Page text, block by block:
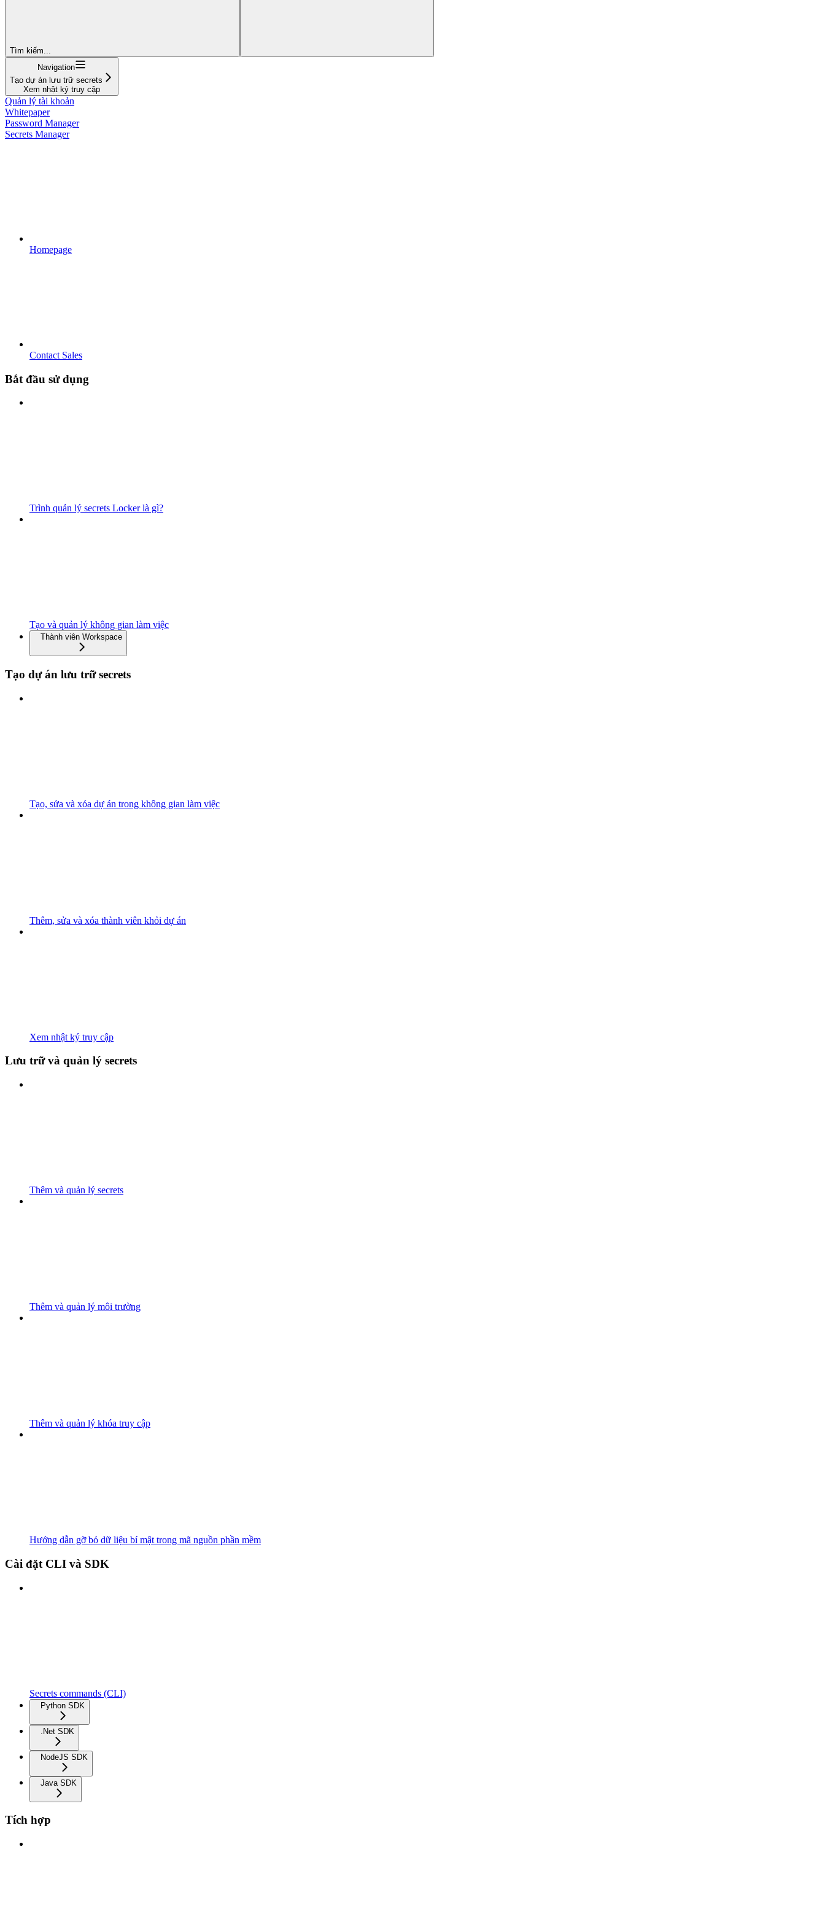
Tìm kiếm...
Navigation
Tạo dự án lưu trữ secrets
Xem nhật ký truy cập
Quản lý tài khoản
Whitepaper
Password Manager
Secrets Manager
Homepage
Contact Sales
Bắt đầu sử dụng
Trình quản lý secrets Locker là gì?
Tạo và quản lý không gian làm việc
Thành viên Workspace
Tạo dự án lưu trữ secrets
Tạo, sửa và xóa dự án trong không gian làm việc
Thêm, sửa và xóa thành viên khỏi dự án
Xem nhật ký truy cập
Lưu trữ và quản lý secrets
Thêm và quản lý secrets
Thêm và quản lý môi trường
Thêm và quản lý khóa truy cập
Hướng dẫn gỡ bỏ dữ liệu bí mật trong mã nguồn phần mềm
Cài đặt CLI và SDK
Secrets commands (CLI)
Python SDK
.Net SDK
NodeJS SDK
Java SDK
Tích hợp